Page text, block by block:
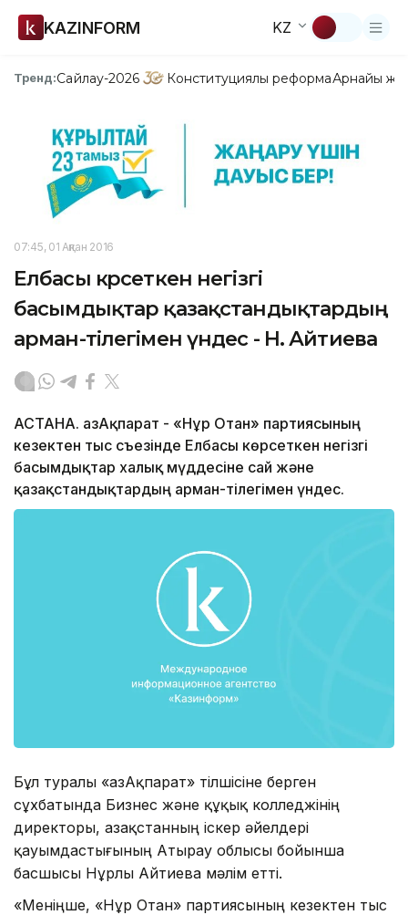
KAZINFORM KZ
Тренд:Сайлау-2026 Конституциялық реформаАрнайы
07:45, 01 Ақпан 2016
Елбасы көрсеткен негізгі
басымдықтар қазақстандықтардың
арман-тілегімен үндес - Н. Айтиева
АСТАНА. ҚазАқпарат - «Нұр Отан» партиясының
кезектен тыс съезінде Елбасы көрсеткен негізгі
басымдықтар xалық мүддесіне сай және
қазақстандықтардың арман-тілегімен үндес.
Бұл туралы «ҚазАқпарат» тілшісіне берген
сұxбатында Бизнес және құқық колледжінің
директоры, Қазақстанның іскер әйелдері
қауымдастығының Атырау облысы бойынша
басшысы Нұрлы Айтиева мәлім етті.
«Меніңше, «Нұр Отан» партиясының кезектен тыс